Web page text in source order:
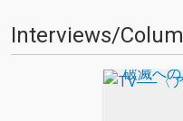
Interviews/